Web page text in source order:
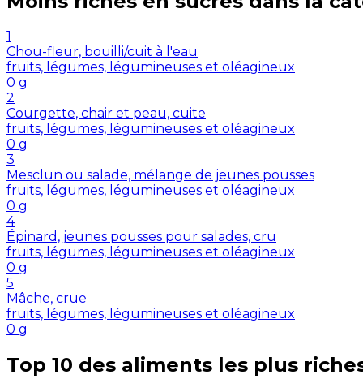
1
Chou-fleur, bouilli/cuit à l'eau
fruits, légumes, légumineuses et oléagineux
0 g
2
Courgette, chair et peau, cuite
fruits, légumes, légumineuses et oléagineux
0 g
3
Mesclun ou salade, mélange de jeunes pousses
fruits, légumes, légumineuses et oléagineux
0 g
4
Épinard, jeunes pousses pour salades, cru
fruits, légumes, légumineuses et oléagineux
0 g
5
Mâche, crue
fruits, légumes, légumineuses et oléagineux
0 g
Top 10 des aliments les plus